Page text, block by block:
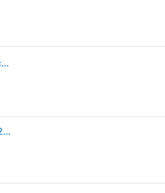
Stand Up Paddle aufblasbares SUP Board Makani 320x80x15 cm in Orange aus PVC inkl. Pumpe und Tragetasche
ECD Germany Aufblasbares Stand Up Paddle Board Makani | 320x80x15 cm | Schwarz | PVC | bis 120 kg | Pumpe Tragetasche Zubehör | SUP Board Paddling Board Paddelboard Surfboard | Verschiedene Modelle